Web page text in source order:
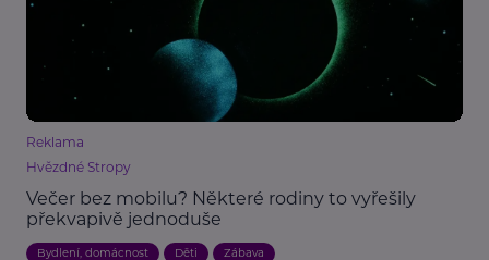
Reklama
Hvězdné Stropy
Večer bez mobilu? Některé rodiny to vyřešily
překvapivě jednoduše
Bydlení, domácnost Děti Zábava